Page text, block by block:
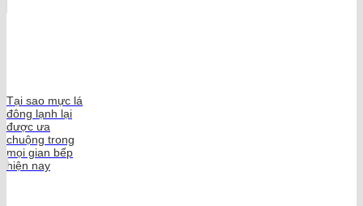
Tại sao mực lá
đông lạnh lại
được ưa
chuộng trong
mọi gian bếp
hiện nay